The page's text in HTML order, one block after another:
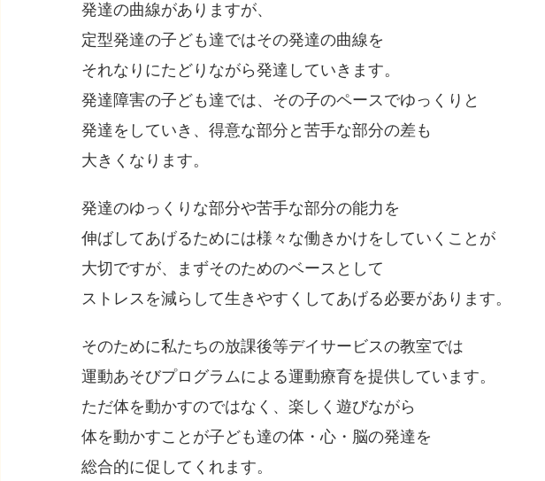
発達の曲線がありますが、
定型発達の子ども達ではその発達の曲線を
それなりにたどりながら発達していきます。
発達障害の子ども達では、その子のペースでゆっくりと
発達をしていき、得意な部分と苦手な部分の差も
大きくなります。
発達のゆっくりな部分や苦手な部分の能力を
伸ばしてあげるためには様々な働きかけをしていくことが
大切ですが、まずそのためのベースとして
ストレスを減らして生きやすくしてあげる必要があります。
そのために私たちの放課後等デイサービスの教室では
運動あそびプログラムによる運動療育を提供しています。
ただ体を動かすのではなく、楽しく遊びながら
体を動かすことが子ども達の体・心・脳の発達を
総合的に促してくれます。